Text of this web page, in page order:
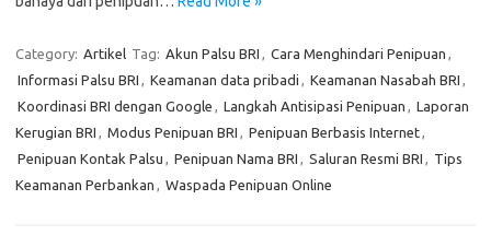
Category: Artikel Tag: Akun Palsu BRI , Cara Menghindari Penipuan ,
Informasi Palsu BRI , Keamanan data pribadi , Keamanan Nasabah BRI ,
Koordinasi BRI dengan Google , Langkah Antisipasi Penipuan , Laporan
Kerugian BRI , Modus Penipuan BRI , Penipuan Berbasis Internet,
Penipuan Kontak Palsu , Penipuan Nama BRI , Saluran Resmi BRI , Tips
Keamanan Perbankan , Waspada Penipuan Online